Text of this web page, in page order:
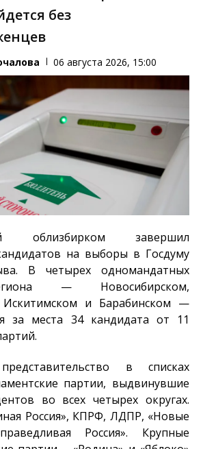
без
06 августа 2026, 15:00
облизбирком завершил
на выборы в Госдуму
В четырех одномандатных
— Новосибирском,
Искитимском и Барабинском —
за места 34 кандидата от 11
в списках
партии, выдвинувшие
во всех четырех округах.
Россия», КПРФ, ЛДПР, «Новые
Россия». Крупные